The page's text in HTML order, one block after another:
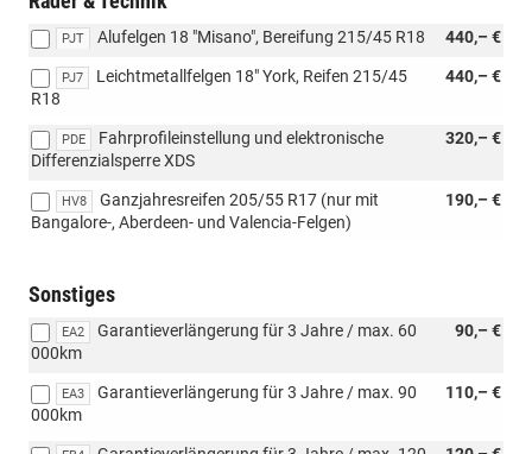
PJT 440,– €
Alufelgen 18 "Misano", Bereifung 215/45 R18
PJ7 440,– €
Leichtmetallfelgen 18" York, Reifen 215/45
R18
PDE 320,– €
Fahrprofileinstellung und elektronische
Differenzialsperre XDS
HV8 190,– €
Ganzjahresreifen 205/55 R17 (nur mit
Bangalore-, Aberdeen- und Valencia-Felgen)
Sonstiges
EA2 90,– €
Garantieverlängerung für 3 Jahre / max. 60
000km
EA3 110,– €
Garantieverlängerung für 3 Jahre / max. 90
000km